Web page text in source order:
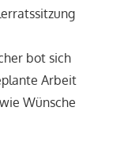
bot sich
Arbeit
Wünsche